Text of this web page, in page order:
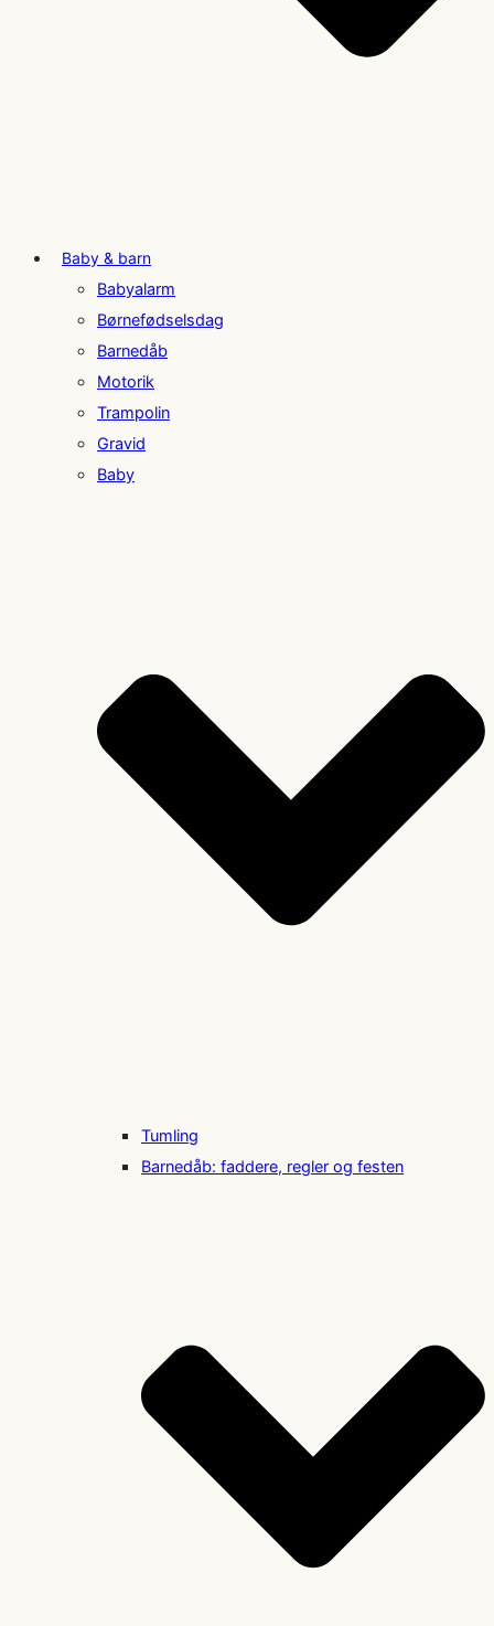
Baby & barn
Babyalarm
Børnefødselsdag
Barnedåb
Motorik
Trampolin
Gravid
Baby
Tumling
Barnedåb: faddere, regler og festen